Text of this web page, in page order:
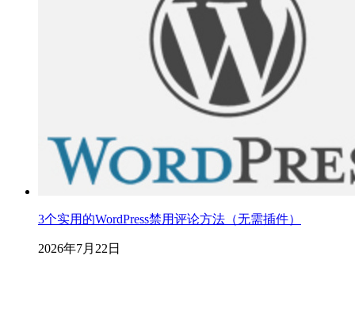
3个实用的WordPress禁用评论方法（无需插件）
2026年7月22日